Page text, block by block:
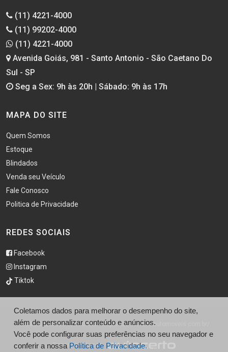
(11) 4221-4000
(11) 99202-4000
(11) 4221-4000
Avenida Goiás, 981 - Santo Antonio - São Caetano Do
Sul - SP
Seg a Sex: 9h às 20h | Sábado: 9h às 17h
MAPA DO SITE
Quem Somos
Estoque
Blindados
Venda seu Veículo
Fale Conosco
Politica de Privacidade
REDES SOCIAIS
Facebook
Instagram
Tiktok
© São Caetano Automóveis - http://saocaetanoautomoveis.com.br/
Desenvolvido por
Coletamos dados para melhorar o desempenho do site,
além de personalizar conteúdo e anúncios.
Você pode configurar suas preferências no seu navegador e
conferir a nossa Política de Privacidade.